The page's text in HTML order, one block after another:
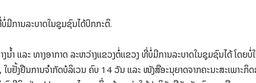
ມີການລະບາດໃນຊຸມຊົນໄດ້ປົກກະຕິ.
າ ແລະ ທາງອາກາດ ລະຫວ່າງແຂວງຕໍ່ແຂວງ ທີ່ບໍ່ມີການລະບາດໃນຊຸມຊົນໄດ້ ໂດຍ
ໃບຢັ້ງຢືນການຈໍາກັດບໍລິເວນ ຄົບ 14 ວັນ ແລະ ໜັງສືອະນຸຍາດຈາກຄະນະສະເພາະ